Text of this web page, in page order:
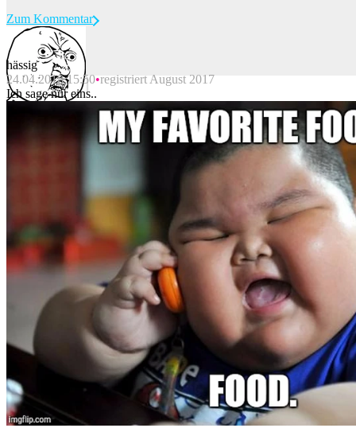
Beitrag melden
Zum Kommentar
hässig
24.04.2018 15:50 registriert August 2017
Ich sage nur eins..